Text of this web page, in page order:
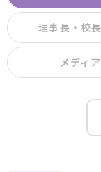
Instagram
理事長・校
メディア